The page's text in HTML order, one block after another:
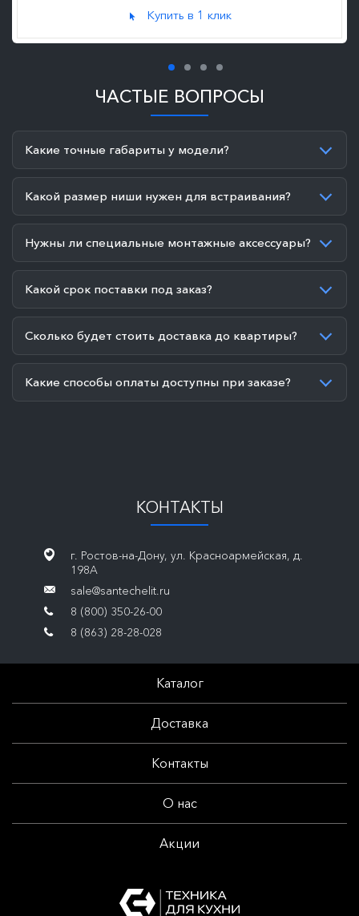
Купить в 1 клик
ЧАСТЫЕ ВОПРОСЫ
Какие точные габариты у модели?
Какой размер ниши нужен для встраивания?
Нужны ли специальные монтажные аксессуары?
Какой срок поставки под заказ?
Сколько будет стоить доставка до квартиры?
Какие способы оплаты доступны при заказе?
КОНТАКТЫ
г. Ростов-на-Дону, ул. Красноармейская, д.
198А
sale@santechelit.ru
8 (800) 350-26-00
8 (863) 28-28-028
Каталог
Доставка
Контакты
О нас
Акции